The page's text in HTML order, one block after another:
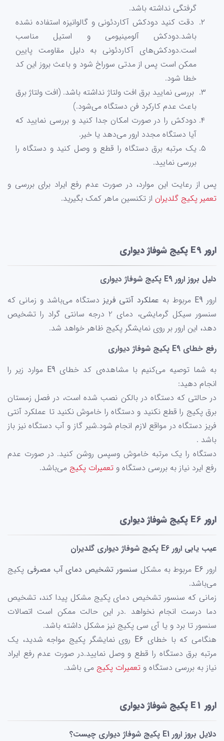
گرفتگی نداشته باشد.
دقت کنید دودکش آکاردئونی و گالوانیزه استفاده نشده
باشد.دودکش آلومینیومی و استیل مناسب
است.دودکش‌های آکاردئونی به دلیل مقاومت پایین
ممکن است پس از مدتی سوراخ شود و باعث بروز این کد
خطا شود.
بررسی نمایید برق افت ولتاژ نداشته باشد. (افت ولتاژ برق
باعث عدم کارکرد فن دستگاه می‌شود.)
دودکش را در صورت امکان جدا کنید و بررسی نمایید که
آیا دستگاه مجدد ارور می‌دهد یا خیر.
یک مرتبه برق دستگاه را قطع و وصل کنید و دستگاه را
بررسی نمایید.
پس از رعایت این موارد، در صورت عدم رفع ایراد برای بررسی و
تعمیر پکیج گلدیران از تکنسین ماهر کمک بگیرید.
ارور E9 پکیج شوفاژ دیواری
دلیل بروز ارور E9 پکیج شوفاژ دیواری
ارور E9 مربوط به عملکرد آنتی فریز دستگاه می‌باشد و زمانی که
سنسور سیکل گرمایشی، دمای 2 درجه سانتی گراد را تشخیص
دهد، این ارور بر روی نمایشگر پکیج ظاهر خواهد شد.
رفع خطای E9 پکیج شوفاژ دیواری
به شما توصیه می‌کنیم با مشاهده‌ی کد خطای E9 موارد زیر را
انجام دهید:
در حالتی که دستگاه در بالکن نصب شده است، در فصل زمستان
برق پکیج را قطع نکنید و دستگاه را خاموش نکنید تا عملکرد آنتی
فریز دستگاه در مواقع لازم انجام شود.شیر گاز و آب دستگاه نیز باز
باشد .
دستگاه را یک مرتبه خاموش وسپس روشن کنید. در صورت عدم
رفع ایرد نیاز به بررسی دستگاه و تعمیرات پکیج می‌باشد.
ارور E6 پکیج شوفاژ دیواری
عیب یابی ارور E6 پکیج شوفاژ دیواری گلدیران
ارور E6 مربوط به مشکل سنسور تشخیص دمای آب مصرفی پکیج
می‌باشد.
زمانی که سنسور تشخیص دمای پکیج مشکل پیدا کند، تشخیص
دما درست انجام نخواهد .در این حالت ممکن است اتصالات
سنسور تا برد و یا آی سی پکیج نیز مشکل داشته باشد.
هنگامی که با خطای E6 روی نمایشگر پکیج مواجه شدید، یک
مرتبه برق دستگاه را قطع و وصل نمایید.در صورت عدم رفع ایراد
نیاز به بررسی دستگاه و تعمیرات پکیج می باشد.
ارور E1 پکیج شوفاژ دیواری
دلایل بروز ارور E1 پکیج شوفاژ دیواری چیست؟